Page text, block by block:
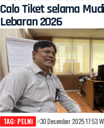
Calo Tiket selama
Lebaran 2026
TAG: PELNI 30 Desember 2025 17:53